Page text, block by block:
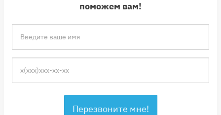
поможем вам!
Перезвоните мне!